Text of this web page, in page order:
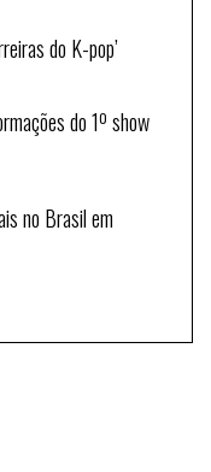
do K-pop’
do 1º show
no Brasil em